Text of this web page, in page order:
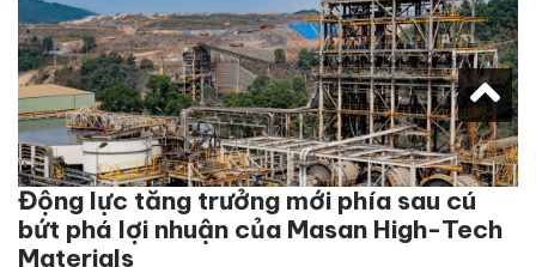
Động lực tăng trưởng mới phía sau cú
bứt phá lợi nhuận của Masan High-Tech
Materials